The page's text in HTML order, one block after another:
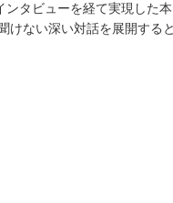
タビューを経て実現した本
ない深い対話を展開すると